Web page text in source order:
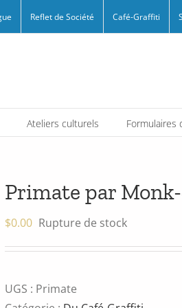
Reflet de Société Café-Graffiti
Ateliers culturels Formulaires
Primate par
$0.00 Rupture de stock
UGS : Primate